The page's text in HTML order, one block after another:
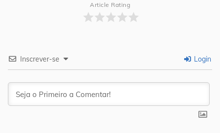
Article Rating
Inscrever-se Login